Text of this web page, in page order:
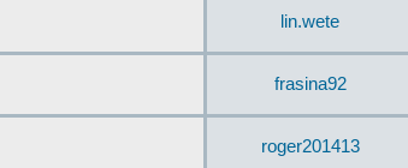
lin.wete
frasina92
roger201413